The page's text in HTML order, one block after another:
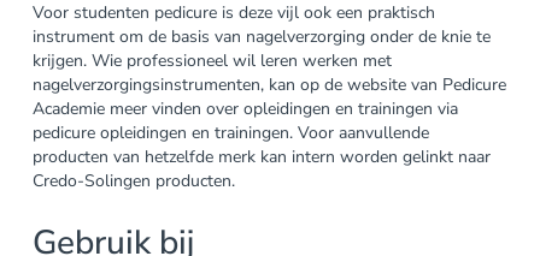
Voor studenten pedicure is deze vijl ook een praktisch
instrument om de basis van nagelverzorging onder de knie te
krijgen. Wie professioneel wil leren werken met
nagelverzorgingsinstrumenten, kan op de website van Pedicure
Academie meer vinden over opleidingen en trainingen via
pedicure opleidingen en trainingen. Voor aanvullende
producten van hetzelfde merk kan intern worden gelinkt naar
Credo-Solingen producten.
Gebruik bij